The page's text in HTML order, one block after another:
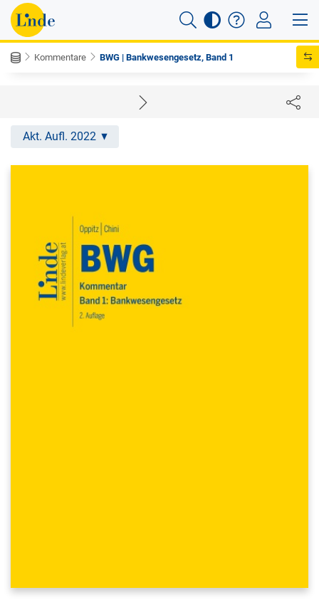
Kommentare BWG | Bankwesengesetz, Band 1
Akt. Aufl. 2022